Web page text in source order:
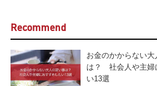
Recommend
お金のかからない大
は？ 社会人や主婦
い13選